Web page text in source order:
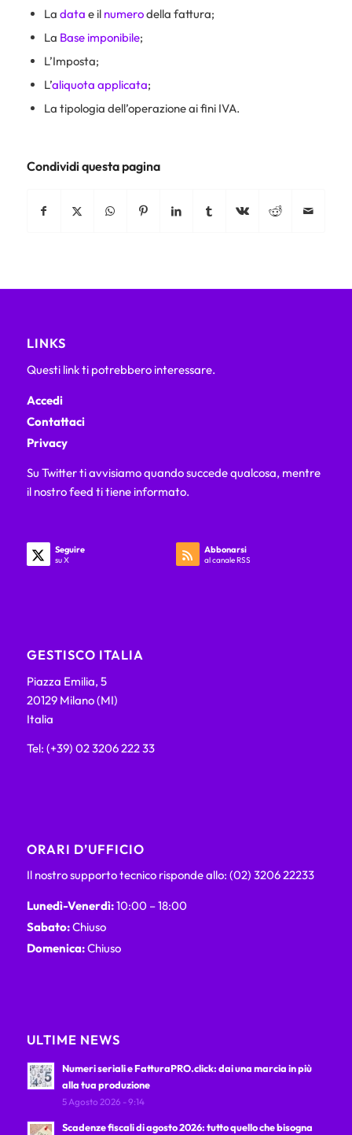
La data e il numerodella fattura;
La Base imponibile;
L’Imposta;
L’aliquota applicata;
La tipologia dell’operazione ai fini IVA.
Condividi questa pagina
LINKS
Questi link ti potrebbero interessare.
Accedi
Contattaci
Privacy
Su Twitter ti avvisiamo quando succede qualcosa, mentre
il nostro feed ti tiene informato.
Seguire
su X
Abbonarsi
al canale RSS
GESTISCO ITALIA
Piazza Emilia, 5
20129 Milano (MI)
Italia
Tel: (+39) 02 3206 222 33
ORARI D’UFFICIO
Il nostro supporto tecnico risponde allo: (02) 3206 22233
Lunedì-Venerdì:10:00 – 18:00
Sabato:Chiuso
Domenica:Chiuso
ULTIME NEWS
Numeri seriali e FatturaPRO.click: dai una marcia in più
alla tua produzione
5 Agosto 2026 - 9:14
Scadenze fiscali di agosto 2026: tutto quello che bisogna